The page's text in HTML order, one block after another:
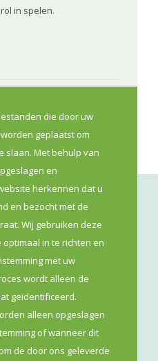
in spelen.
die door uw
geplaatst om
slaan. Met behulp van
en
herkennen dat u
en bezocht met de
Wij gebruiken deze
in te richten en
met uw
wordt alleen de
geïdentificeerd.
alleen opgeslagen
of wanneer dit
de door ons geleverde
VZW